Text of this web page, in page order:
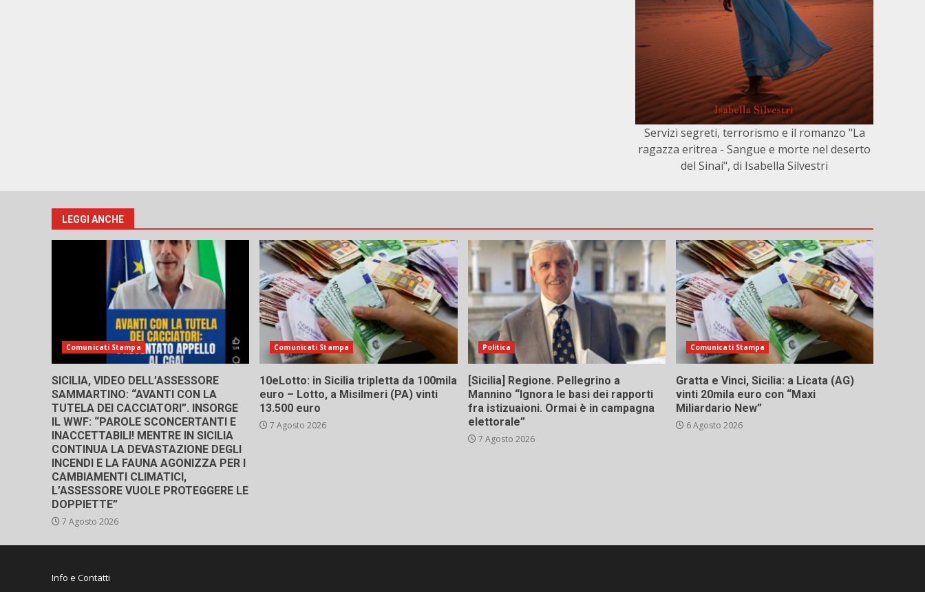
Servizi segreti, terrorismo e il romanzo "La
ragazza eritrea - Sangue e morte nel deserto
del Sinai", di Isabella Silvestri
LEGGI ANCHE
Comunicati Stampa
SICILIA, VIDEO DELL’ASSESSORE
SAMMARTINO: “AVANTI CON LA
TUTELA DEI CACCIATORI”. INSORGE
IL WWF: “PAROLE SCONCERTANTI E
INACCETTABILI! MENTRE IN SICILIA
CONTINUA LA DEVASTAZIONE DEGLI
INCENDI E LA FAUNA AGONIZZA PER I
CAMBIAMENTI CLIMATICI,
L’ASSESSORE VUOLE PROTEGGERE LE
DOPPIETTE”
7 Agosto 2026
Comunicati Stampa
10eLotto: in Sicilia tripletta da 100mila
euro – Lotto, a Misilmeri (PA) vinti
13.500 euro
7 Agosto 2026
Politica
[Sicilia] Regione. Pellegrino a
Mannino “Ignora le basi dei rapporti
fra istizuaioni. Ormai è in campagna
elettorale”
7 Agosto 2026
Comunicati Stampa
Gratta e Vinci, Sicilia: a Licata (AG)
vinti 20mila euro con “Maxi
Miliardario New”
6 Agosto 2026
Info e Contatti